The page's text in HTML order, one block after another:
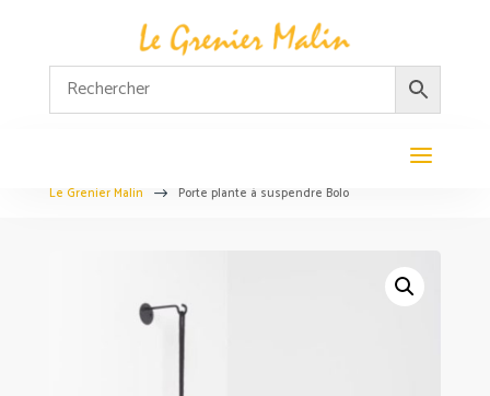
Le Grenier Malin $ Porte plante à suspendre Bolo